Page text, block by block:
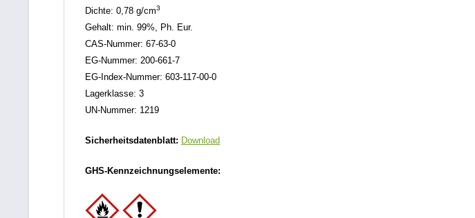
Dichte: 0,78 g/cm3
Gehalt: min. 99%, Ph. Eur.
CAS-Nummer: 67-63-0
EG-Nummer: 200-661-7
EG-Index-Nummer: 603-117-00-0
Lagerklasse: 3
UN-Nummer: 1219
Sicherheitsdatenblatt: Download
GHS-Kennzeichnungselemente: